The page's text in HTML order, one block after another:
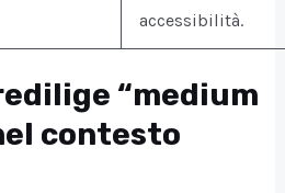
accessibilità.
“medium
contesto